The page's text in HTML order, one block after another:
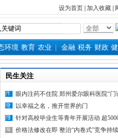
设为首页 加入收藏
环境 教育 农业 金融 税务 财政
民生关注
眼内注药不住院 郑州爱尔眼科医院“门
以幸福之名，推开世界的门
针对高校毕业生等青年开展活动 超
价格法修改在即 整治“内卷式”竞争持